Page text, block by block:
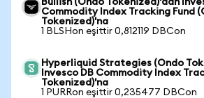
Bullish (Ondo Tokenized)'dan
Commodity Index Tracking Fund
Tokenized)'na
1 BLSHon eşittir 0,812119 DBCon
Hyperliquid Strategies (Ondo
Invesco DB Commodity Index
Tokenized)'na
1 PURRon eşittir 0,235477 DBCon